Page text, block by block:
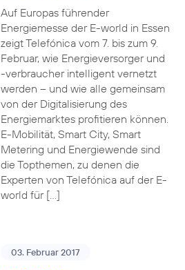
Auf Europas führender
Energiemesse der E-world in Essen
zeigt Telefónica vom 7. bis zum 9.
Februar, wie Energieversorger und
-verbraucher intelligent vernetzt
werden – und wie alle gemeinsam
von der Digitalisierung des
Energiemarktes profitieren können.
E-Mobilität, Smart City, Smart
Metering und Energiewende sind
die Topthemen, zu denen die
Experten von Telefónica auf der E-
world für […]
03. Februar 2017